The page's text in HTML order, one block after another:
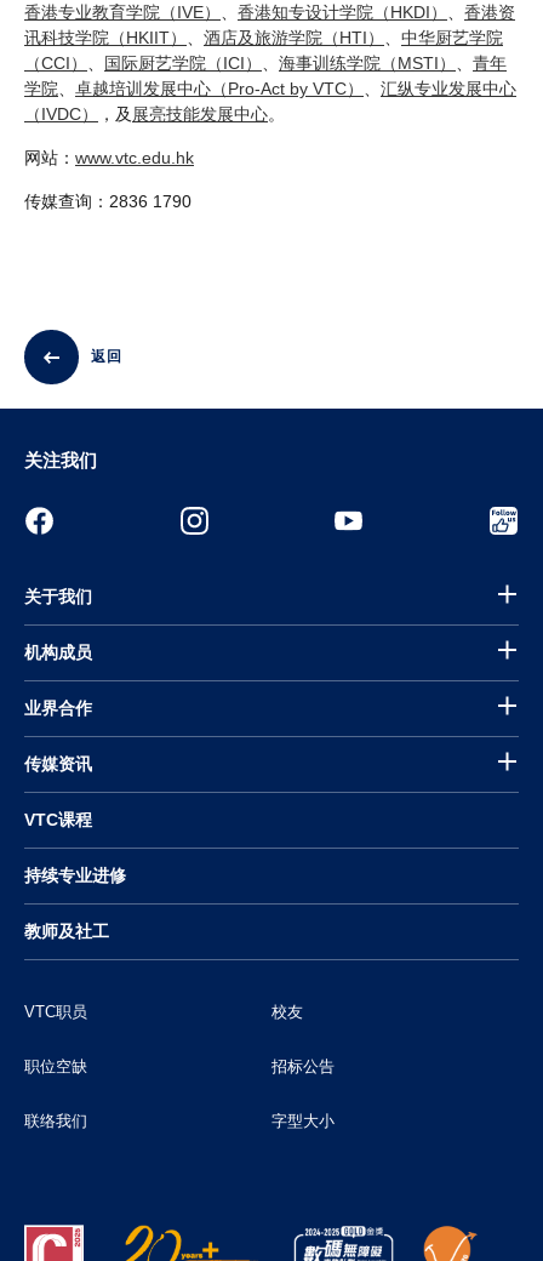
香港专业教育学院（IVE）
香港知专设计学院（HKDI）
香港资
讯科技学院（HKIIT）
酒店及旅游学院（HTI）
中华厨艺学院
（CCI）
国际厨艺学院（ICI） 海事训练学院（MSTI）
青年
学院
卓越培训发展中心（Pro-Act by VTC）
汇纵专业发展中心
（IVDC）
，及 展亮技能发展中心。
网站： www.vtc.edu.hk
传媒查询：2836 1790
返回
关注我们
关于我们
机构成员
业界合作
传媒资讯
VTC课程
持续专业进修
教师及社工
VTC职员 校友
职位空缺 招标公告
联络我们 字型大小